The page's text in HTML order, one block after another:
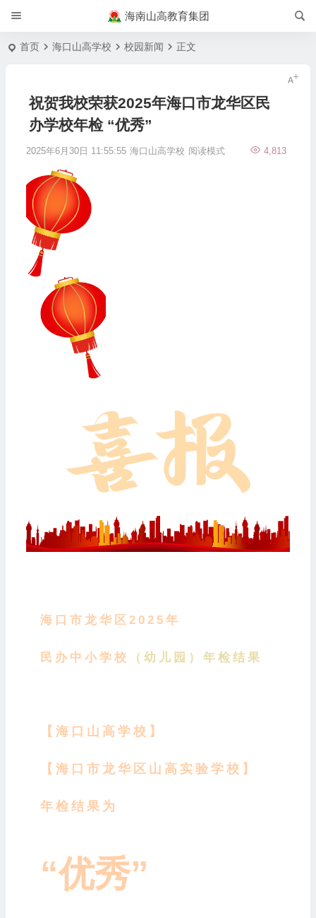
海南山高教育集团
首页 海口山高学校 校园新闻 正文
祝贺我校荣获2025年海口市龙华区民
办学校年检 “优秀”
2025年6月30日 11:55:55 海口山高学校 4,813
阅读模式
海口市龙华区2025年
民办中小学校 （幼儿园）年检结果
【海口山高学校】
【海口市龙华区山高实验学校】
年检结果为
“优秀”